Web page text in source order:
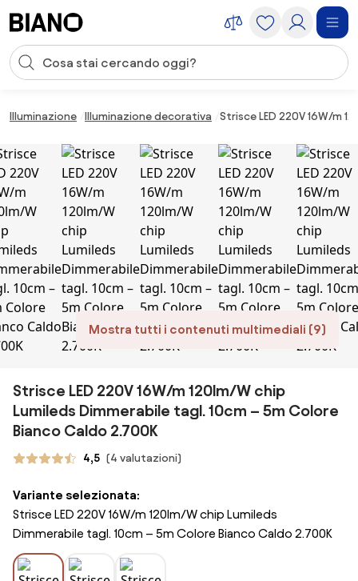
Input della ricerca
Illuminazione Illuminazione decorativa Strisce LED 220V 16W/m
Mostra tutti i contenuti multimediali (9)
Strisce LED 220V 16W/m 120lm/W chip
Lumileds Dimmerabile tagl. 10cm – 5m Colore
Bianco Caldo 2.700K
4,5 (4 valutazioni)
Variante selezionata:
Strisce LED 220V 16W/m 120lm/W chip Lumileds
Dimmerabile tagl. 10cm – 5m Colore Bianco Caldo 2.700K